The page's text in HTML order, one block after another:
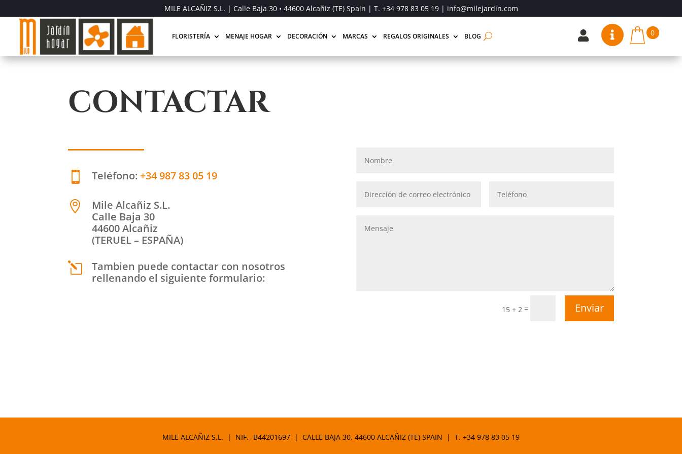
MILE ALCAÑIZ S.L. | Calle Baja 30 • 44600 Alcañiz (TE) Spain | T. +34 978 83 05 19| info@milejardin.com
FLORISTERÍA MENAJE HOGAR DECORACIÓN MARCAS REGALOS ORIGINALES BLOG   0
CONTACTAR
 Teléfono: +34 987 83 05 19

Mile Alcañiz S.L.
Calle Baja 30
44600 Alcañiz
(TERUEL – ESPAÑA)
l
Tambien puede contactar con nosotros
rellenando el siguiente formulario:
15 + 2 = Enviar
MILE ALCAÑIZ S.L. | NIF.- B44201697 | CALLE BAJA 30. 44600 ALCAÑIZ (TE) SPAIN | T. +34 978 83 05 19